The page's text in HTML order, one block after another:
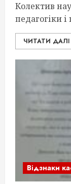
Колектив
педагогіки
ЧИТАТИ ДАЛІ
Відзнаки